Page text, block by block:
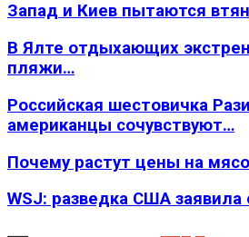
Запад и Киев пытаются
В Ялте отдыхающих
пляжи…
Российская шестовичка
американцы сочувствуют…
Почему растут цены на
WSJ: разведка США